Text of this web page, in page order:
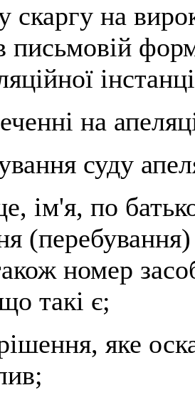
скаргу на
письмовій
на
суду
ім'я, по
номер
такі є;
яке